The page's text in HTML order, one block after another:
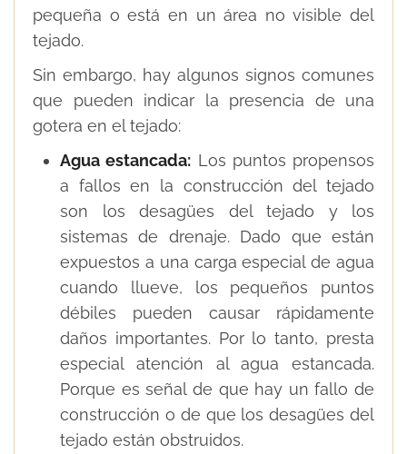
pequeña o está en un área no visible del
tejado.
Sin embargo, hay algunos signos comunes
que pueden indicar la presencia de una
gotera en el tejado:
Agua estancada: Los puntos propensos
a fallos en la construcción del tejado
son los desagües del tejado y los
sistemas de drenaje. Dado que están
expuestos a una carga especial de agua
cuando llueve, los pequeños puntos
débiles pueden causar rápidamente
daños importantes. Por lo tanto, presta
especial atención al agua estancada.
Porque es señal de que hay un fallo de
construcción o de que los desagües del
tejado están obstruidos.